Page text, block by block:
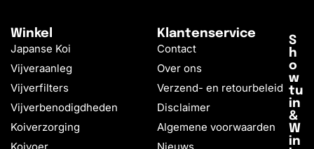
Winkel
Japanse Koi
Vijveraanleg
Vijverfilters
Vijverbenodigdheden
Koiverzorging
Klantenservice
Contact
Over ons
Verzend- en retourbeleid
Disclaimer
Algemene voorwaarden
S
h
o
w
tu
in
&
W
in